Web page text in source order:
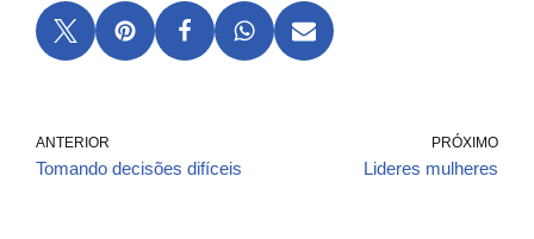
ANTERIOR
Tomando decisões difíceis
PRÓXIMO
Lideres mulheres